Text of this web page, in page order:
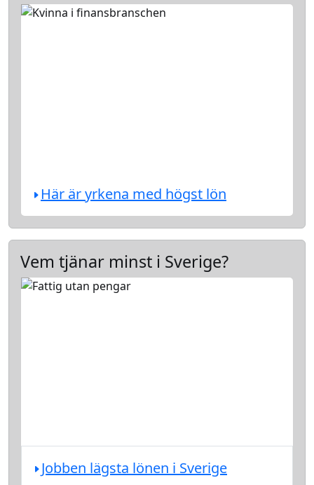
Här är yrkena med högst lön
Vem tjänar minst i Sverige?
Jobben lägsta lönen i Sverige